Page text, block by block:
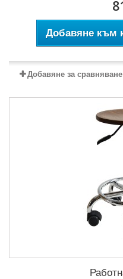
Добавяне към
Добавяне за сравняване